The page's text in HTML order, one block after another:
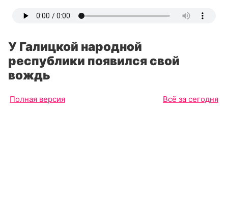
У Галицкой народной
республики появился свой
вождь
Полная версия Всё за сегодня